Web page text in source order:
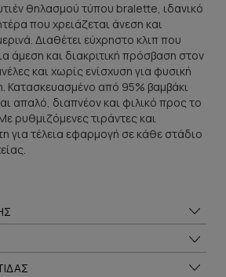
θηλασμού τύπου bralette, ιδανικό
που χρειάζεται άνεση και
Διαθέτει εύχρηστο κλιπ που
άμεση και διακριτική πρόσβαση στον
και χωρίς ενίσχυση για φυσική
Κατασκευασμένο από 95% βαμβάκι
απαλό, διαπνέον και φιλικό προς το
ρυθμιζόμενες τιράντες και
για τέλεια εφαρμογή σε κάθε στάδιο